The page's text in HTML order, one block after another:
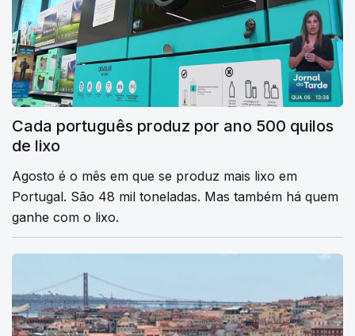
Cada português produz por ano 500 quilos
de lixo
Agosto é o mês em que se produz mais lixo em
Portugal. São 48 mil toneladas. Mas também há quem
ganhe com o lixo.